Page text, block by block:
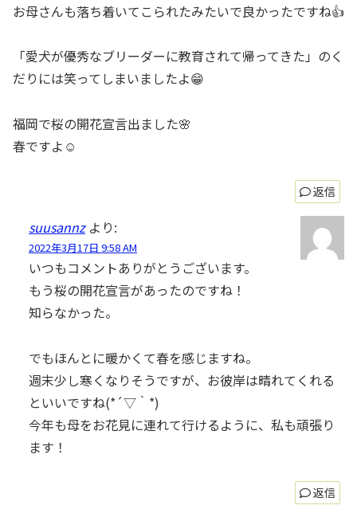
お母さんも落ち着いてこられたみたいで良かったですね👍
「愛犬が優秀なブリーダーに教育されて帰ってきた」のく
だりには笑ってしまいましたよ😁
福岡で桜の開花宣言出ました🌸
春ですよ☺️
返信
suusannz より:
2022年3月17日 9:58 AM
いつもコメントありがとうございます。
もう桜の開花宣言があったのですね！
知らなかった。
でもほんとに暖かくて春を感じますね。
週末少し寒くなりそうですが、お彼岸は晴れてくれる
といいですね(*´▽｀*)
今年も母をお花見に連れて行けるように、私も頑張り
ます！
返信